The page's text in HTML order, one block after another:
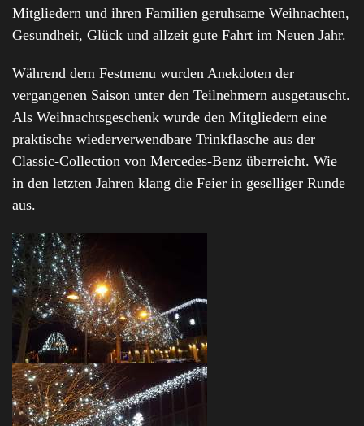
Mitgliedern und ihren Familien geruhsame Weihnachten,
Gesundheit, Glück und allzeit gute Fahrt im Neuen Jahr.
Während dem Festmenu wurden Anekdoten der
vergangenen Saison unter den Teilnehmern ausgetauscht.
Als Weihnachtsgeschenk wurde den Mitgliedern eine
praktische wiederverwendbare Trinkflasche aus der
Classic-Collection von Mercedes-Benz überreicht. Wie
in den letzten Jahren klang die Feier in geselliger Runde
aus.